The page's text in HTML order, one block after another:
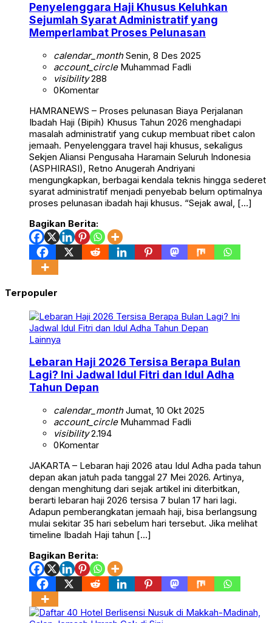
Penyelenggara Haji Khusus Keluhkan
Sejumlah Syarat Administratif yang
Memperlambat Proses Pelunasan
calendar_monthSenin, 8 Des 2025
account_circleMuhammad Fadli
visibility288
0Komentar
HAMRANEWS – Proses pelunasan Biaya Perjalanan
Ibadah Haji (Bipih) Khusus Tahun 2026 menghadapi
masalah administratif yang cukup membuat ribet calon
jemaah. Penyelenggara travel haji khusus, sekaligus
Sekjen Aliansi Pengusaha Haramain Seluruh Indonesia
(ASPHIRASI), Retno Anugerah Andriyani
mengungkapkan, berbagai kendala teknis hingga sederet
syarat administratif menjadi penyebab belum optimalnya
proses pelunasan ibadah haji khusus. “Sejak awal, […]
Bagikan Berita:
Terpopuler
Lainnya
Lebaran Haji 2026 Tersisa Berapa Bulan
Lagi? Ini Jadwal Idul Fitri dan Idul Adha
Tahun Depan
calendar_monthJumat, 10 Okt 2025
account_circleMuhammad Fadli
visibility2.194
0Komentar
JAKARTA – Lebaran haji 2026 atau Idul Adha pada tahun
depan akan jatuh pada tanggal 27 Mei 2026. Artinya,
dengan menghitung dari sejak artikel ini diterbitkan,
berarti lebaran haji 2026 tersisa 7 bulan 17 hari lagi.
Adapun pemberangkatan jemaah haji, bisa berlangsung
mulai sekitar 35 hari sebelum hari tersebut. Jika melihat
timeline Ibadah Haji tahun […]
Bagikan Berita: